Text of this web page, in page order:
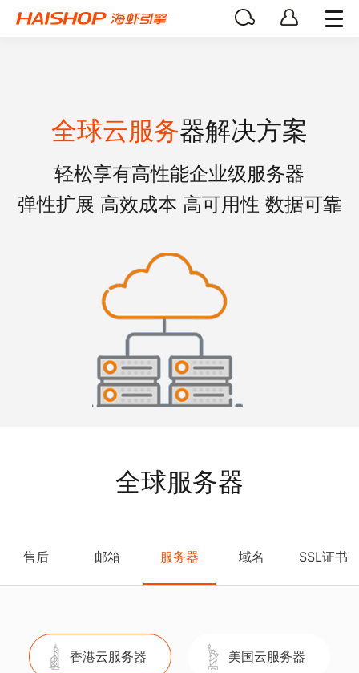
全球云服务器解决方案
轻松享有高性能企业级服务器
弹性扩展 高效成本 高可用性 数据可靠
全球服务器
售后 邮箱 服务器 域名 SSL证书
香港云服务器 美国云服务器